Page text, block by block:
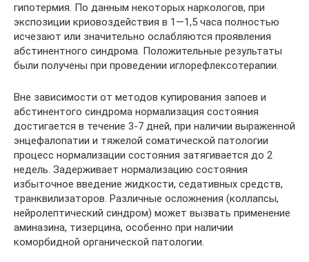
гипотермия. По данным некоторых наркологов, при
экспозиции криовоздействия в 1—1,5 часа полностью
исчезают или значительно ослабляются проявления
абстинентного синдрома. Положительные результаты
были получены при проведении иглорефлексотерапии.
Вне зависимости от методов купирования запоев и
абстинентого синдрома нормализация состояния
достигается в течение 3-7 дней, при наличии выраженной
энцефалопатии и тяжелой соматической патологии
процесс нормализации состояния затягивается до 2
недель. Задерживает нормализацию состояния
избыточное введение жидкости, седативных средств,
транквилизаторов. Различные осложнения (коллапсы,
нейролептический синдром) может вызвать применение
аминазина, тизерцина, особенно при наличии
коморбидной органической патологии.